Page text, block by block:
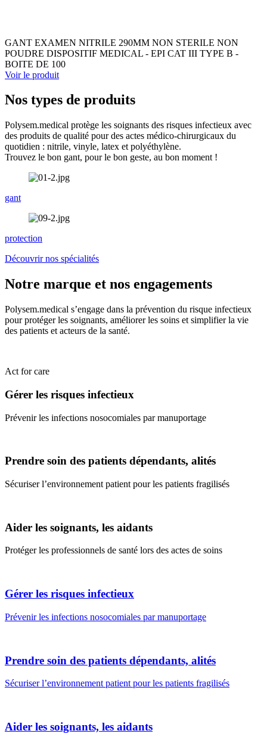
GANT EXAMEN NITRILE 290MM NON STERILE NON
POUDRE DISPOSITIF MEDICAL - EPI CAT III TYPE B -
BOITE DE 100
Voir le produit
Nos types de produits
Polysem.medical protège les soignants des risques infectieux avec
des produits de qualité pour des actes médico-chirurgicaux du
quotidien : nitrile, vinyle, latex et polyéthylène.
Trouvez le bon gant, pour le bon geste, au bon moment !
gant
protection
Découvrir nos spécialités
Notre marque et nos engagements
Polysem.medical s’engage dans la prévention du risque infectieux
pour protéger les soignants, améliorer les soins et simplifier la vie
des patients et acteurs de la santé.
Act for care
Gérer les risques infectieux
Prévenir les infections nosocomiales par manuportage
Prendre soin des patients dépendants, alités
Sécuriser l’environnement patient pour les patients fragilisés
Aider les soignants, les aidants
Protéger les professionnels de santé lors des actes de soins
Gérer les risques infectieux
Prévenir les infections nosocomiales par manuportage
Prendre soin des patients dépendants, alités
Sécuriser l’environnement patient pour les patients fragilisés
Aider les soignants, les aidants